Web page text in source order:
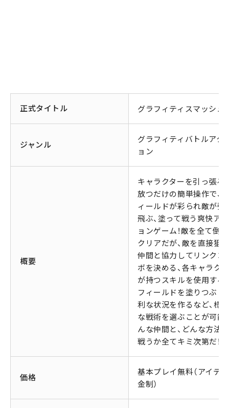
正式タイトル グラフィティスマッシュ
ジャンル
グラフィティバトルアク
ョン
概要
キャラクターを引っ張る
放つだけの簡単操作で、
ィールドが彩られ敵が弾
飛ぶ、塗って戦う爽快ア
ョンゲーム！敵を全て倒
クリアだが、敵を直接狙う
仲間と協力してリンクコ
ボを決める、各キャラク
が持つスキルを使用する
フィールドを塗りつぶし
利な状況を作るなど、様
な戦術を選ぶことが可能
んな仲間と、どんな方法
戦うか全てキミ次第だ！！
価格
基本プレイ無料（アイテ
金制）